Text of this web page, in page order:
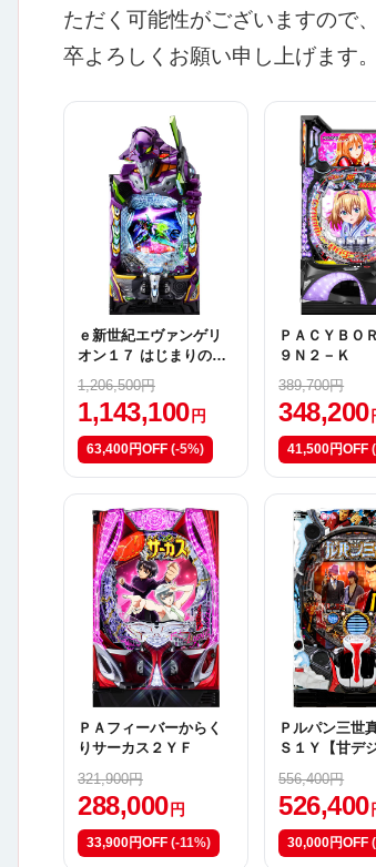
ただく可能性がございますので
卒よろしくお願い申し上げます。
ｅ新世紀エヴァンゲリ
オン１７ はじまりの記
1,206,500円
1,143,100 円
63,400円OFF (-5%)
ＰＡＣＹＢＯ
９Ｎ２－Ｋ
389,700円
348,200
41,500円OFF
ＰＡフィーバーからく
りサーカス２ＹＦ
321,900円
288,000 円
33,900円OFF (-11%)
Ｐルパン三世
Ｓ１Ｙ【甘デジ
556,400円
526,400
30,000円OFF